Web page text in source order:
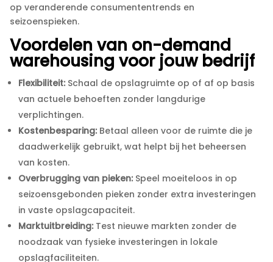
op veranderende consumententrends en
seizoenspieken.​
Voordelen van on-demand
warehousing voor jouw bedrijf
Flexibiliteit:Schaal de opslagruimte op of af op basis
van actuele behoeften zonder langdurige
verplichtingen.​
Kostenbesparing:Betaal alleen voor de ruimte die je
daadwerkelijk gebruikt, wat helpt bij het beheersen
van kosten.​
Overbrugging van pieken:Speel moeiteloos in op
seizoensgebonden pieken zonder extra investeringen
in vaste opslagcapaciteit.​
Marktuitbreiding:Test nieuwe markten zonder de
noodzaak van fysieke investeringen in lokale
opslagfaciliteiten.​